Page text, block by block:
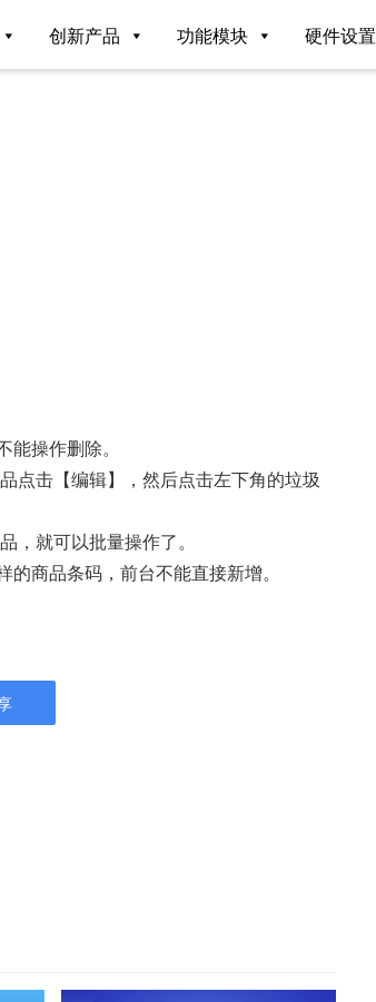
创新产品 功能模块 硬件设置
操作删除。
点击【编辑】，然后点击左下角的垃圾
，就可以批量操作了。
商品条码，前台不能直接新增。